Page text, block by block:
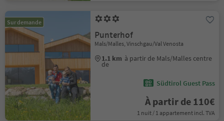
Sur demande
Punterhof
Mals/Malles, Vinschgau/Val Venosta
1.1 km à partir de Mals/Malles centre
de
Südtirol Guest Pass
À partir de 110€
1 nuit / 1 appartement incl. TVA